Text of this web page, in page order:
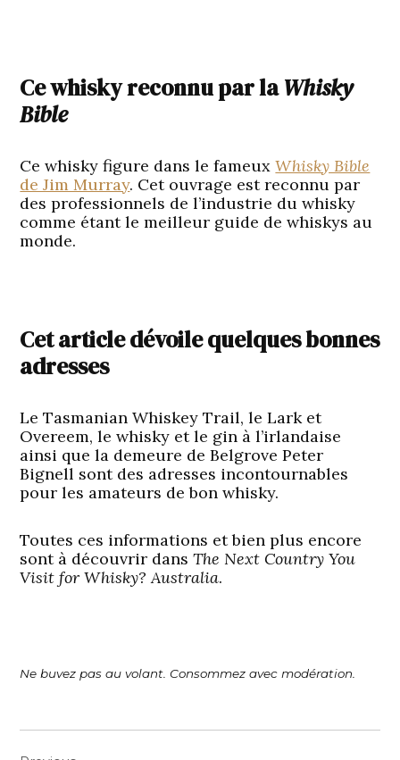
Ce whisky reconnu par laWhisky
Bible
Ce whisky figure dans le fameuxWhisky Bible
de Jim Murray. Cet ouvrage est reconnu par
des professionnels de l’industrie du whisky
comme étant le meilleur guide de whiskys au
monde.
Cet article dévoile quelques bonnes
adresses
Le Tasmanian Whiskey Trail, le Lark et
Overeem, le whisky et le gin à l’irlandaise
ainsi que la demeure de Belgrove Peter
Bignell sont des adresses incontournables
pour les amateurs de bon whisky.
Toutes ces informations et bien plus encore
sont à découvrir dansThe Next Country You
Visit for Whisky? Australia.
Ne buvez pas au volant. Consommez avec modération.